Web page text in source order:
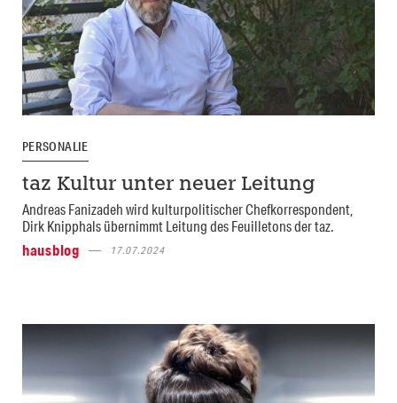
PERSONALIE
taz Kultur unter neuer Leitung
Andreas Fanizadeh wird kulturpolitischer Chefkorrespondent,
Dirk Knipphals übernimmt Leitung des Feuilletons der taz.
hausblog
17.07.2024